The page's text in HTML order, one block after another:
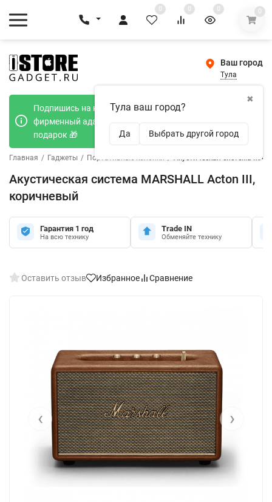
0 0 0 0
Ваш город
Тула
✖
Тула ваш город?
Да Выбрать другой город
Подпишись на наш телеграмм канал и получи
фирменный адаптер Type-C 20W при покупке в
подарок 🎁
Главная / Гаджеты / Портативные колонки / Акустическая система
Акустическая система MARSHALL Acton III,
коричневый
Гарантия 1 год
На всю технику
Trade IN
Обменяйте технику
Оставить отзыв Избранное Сравнение
‹ ›